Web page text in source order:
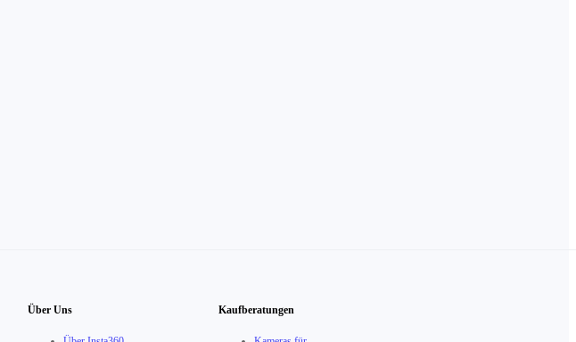
Über Uns Kaufberatungen